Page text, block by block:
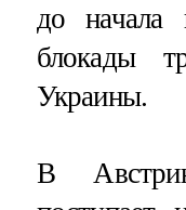
до начала
блокады
Украины.
В